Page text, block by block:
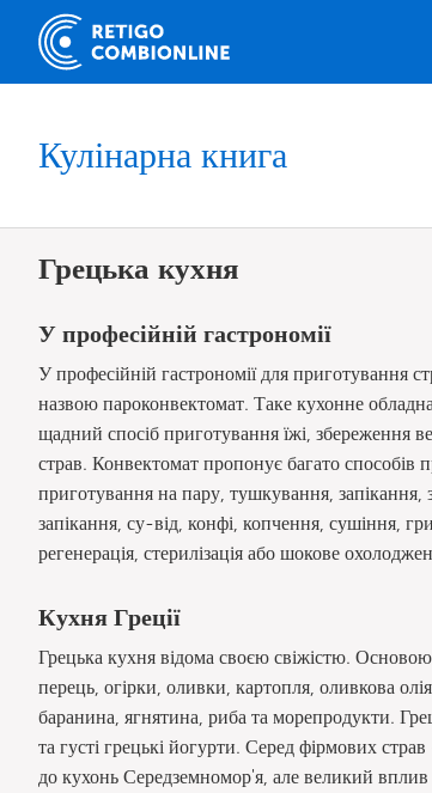
Кулінарна книга
Грецька кухня
У професійній гастрономії
У професійній гастрономії для приготування
назвою пароконвектомат. Таке кухонне
щадний спосіб приготування їжі, збереження
страв. Конвектомат пропонує багато способів
приготування на пару, тушкування, запікання,
запікання, су-від, конфі, копчення, сушіння,
регенерація, стерилізація або шокове
Кухня Греції
Грецька кухня відома своєю свіжістю. Основою
перець, огірки, оливки, картопля, оливкова
баранина, ягнятина, риба та морепродукти.
та густі грецькі йогурти. Серед фірмових
до кухонь Середземномор'я, але великий